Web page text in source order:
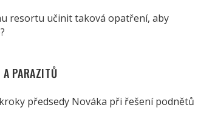
resortu učinit taková opatření, aby
A PARAZITŮ
předsedy Nováka při řešení podnětů